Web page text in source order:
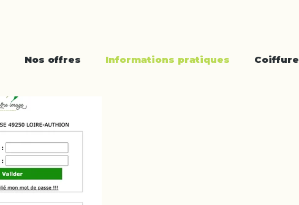
Nos offres Informations pratiques Coiffure